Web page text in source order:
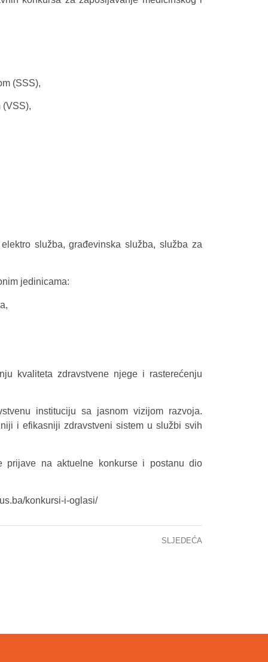
(SSS),
(VSS),
služba, građevinska služba, služba za
jedinicama:
kvaliteta zdravstvene njege i rasterećenju
instituciju sa jasnom vizijom razvoja.
i efikasniji zdravstveni sistem u službi svih
prijave na aktuelne konkurse i postanu dio
konkursi-i-oglasi/
SLJEDEĆA